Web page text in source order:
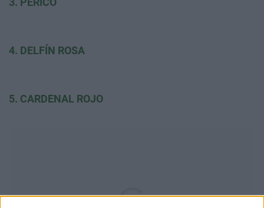
4. DELFÍN ROSA
5. CARDENAL ROJO